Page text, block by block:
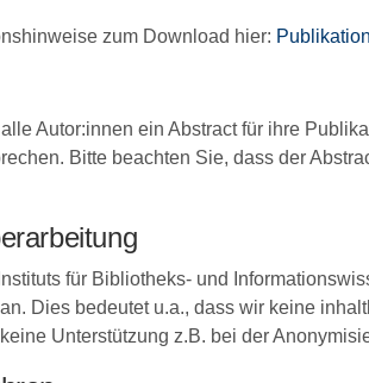
zum Download hier:
Autor:innen ein Abstract für ihre
Bitte beachten Sie, dass der
für Bibliotheks- und
Dies bedeutet u.a., dass wir keine
Unterstützung z.B. bei der